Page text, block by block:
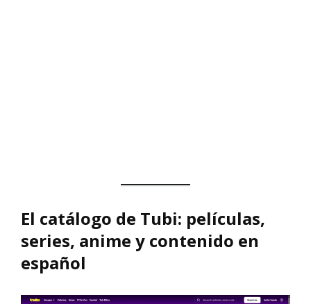
El catálogo de Tubi: películas,
series, anime y contenido en
español